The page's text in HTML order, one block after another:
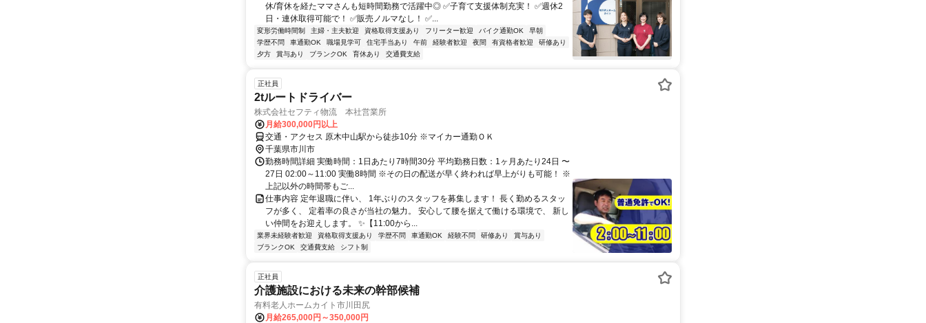
休/育休を経たママさんも短時間勤務で活躍中◎ ✅子育て支援体制充実！ ✅週休2
日・連休取得可能で！ ✅販売ノルマなし！ ✅...
変形労働時間制 主婦・主夫歓迎 資格取得支援あり フリーター歓迎 バイク通勤OK
早朝
学歴不問
車通勤OK 職場見学可 住宅手当あり 午前 経験者歓迎 夜間 有資格者歓迎
研修あり
夕方
賞与あり ブランクOK 育休あり 交通費支給
正社員
2tルートドライバー
株式会社セフティ物流 本社営業所
月給300,000円以上
交通・アクセス 原木中山駅から徒歩10分 ※マイカー通勤ＯＫ
千葉県市川市
勤務時間詳細 実働時間：1日あたり7時間30分 平均勤務日数：1ヶ月あたり24日 〜
27日 02:00～11:00 実働8時間 ※その日の配送が早く終われば早上がりも可能！ ※
上記以外の時間帯もご...
仕事内容 定年退職に伴い、 1年ぶりのスタッフを募集します！ 長く勤めるスタッ
フが多く、 定着率の良さが当社の魅力。 安心して腰を据えて働ける環境で、 新し
い仲間をお迎えします。 ✨【11:00から...
業界未経験者歓迎 資格取得支援あり 学歴不問 車通勤OK 経験不問 研修あり
賞与あり
ブランクOK
交通費支給 シフト制
正社員
介護施設における未来の幹部候補
有料老人ホームカイト市川田尻
月給265,000円～350,000円